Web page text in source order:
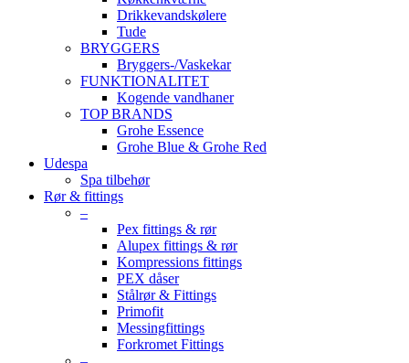
Drikkevandskølere
Tude
BRYGGERS
Bryggers-/Vaskekar
FUNKTIONALITET
Kogende vandhaner
TOP BRANDS
Grohe Essence
Grohe Blue & Grohe Red
Udespa
Spa tilbehør
Rør & fittings
–
Pex fittings & rør
Alupex fittings & rør
Kompressions fittings
PEX dåser
Stålrør & Fittings
Primofit
Messingfittings
Forkromet Fittings